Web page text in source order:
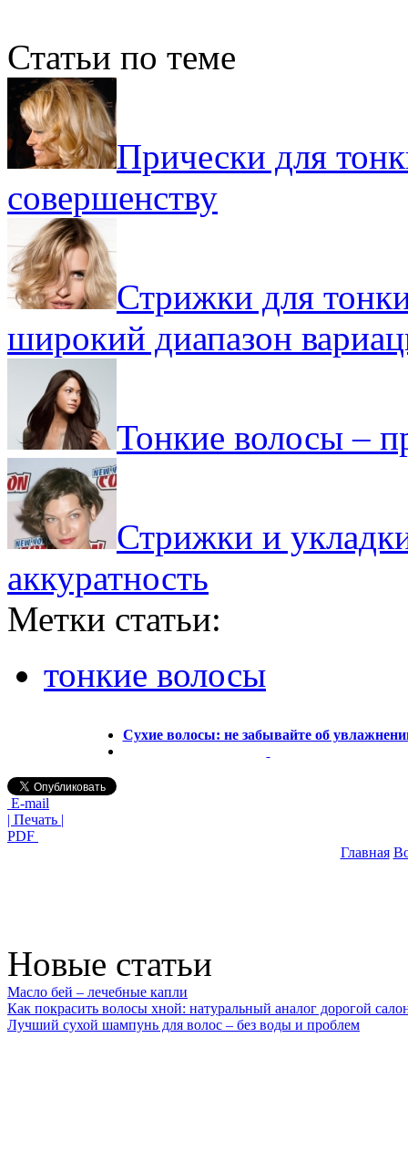
Статьи по теме
Прически для
совершенству
Стрижки для
широкий диапазон
Тонкие волосы –
Стрижки и
аккуратность
Метки статьи:
тонкие волосы
Сухие волосы: не забывайте об
E-mail
| Печать |
PDF
Главная
Новые статьи
Масло бей – лечебные капли
Как покрасить волосы хной: натуральный аналог дорогой
Лучший сухой шампунь для волос – без воды и проблем